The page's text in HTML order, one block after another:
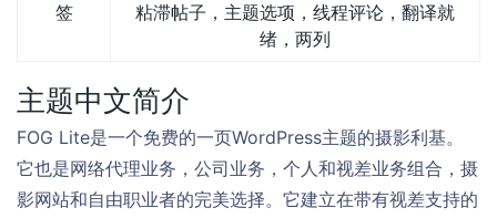
签
粘滞帖子，主题选项，线程评论，翻译就
绪，两列
主题中文简介
FOG Lite是一个免费的一页WordPress主题的摄影利基。
它也是网络代理业务，公司业务，个人和视差业务组合，摄
影网站和自由职业者的完美选择。它建立在带有视差支持的